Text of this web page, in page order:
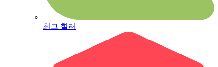
최고 힐러